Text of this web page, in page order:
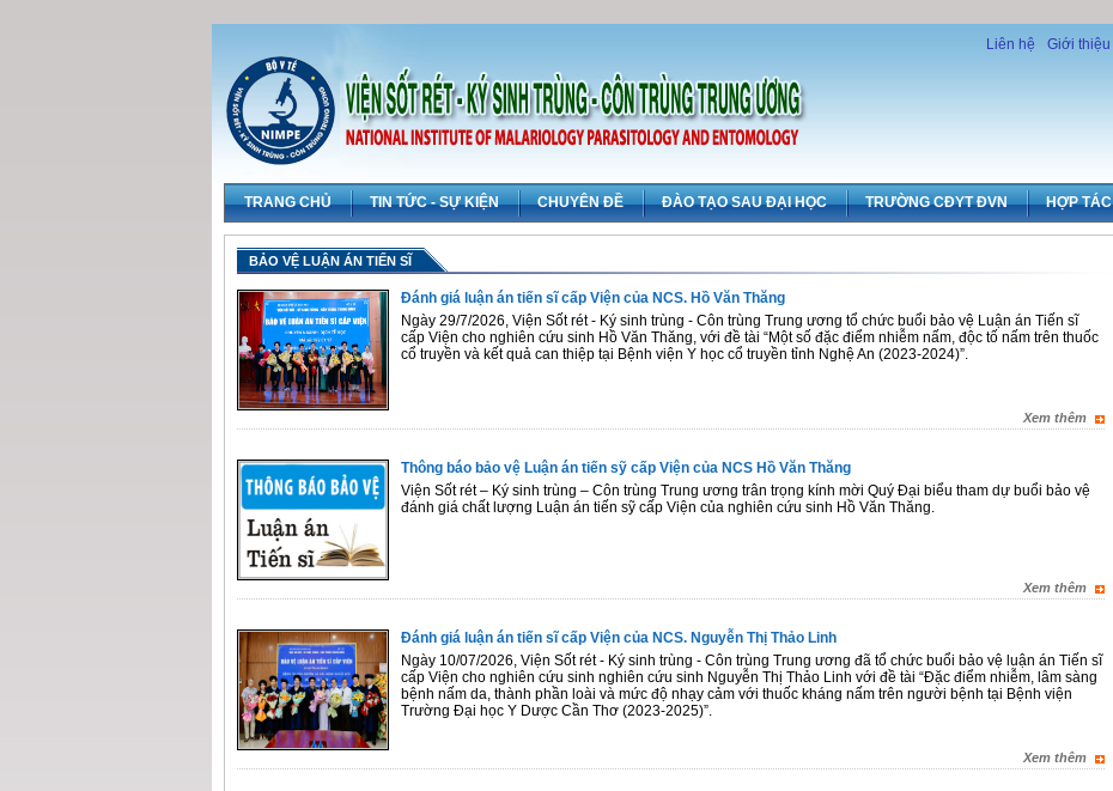
Liên hệ Giới thiệu
TRANG CHỦ TIN TỨC - SỰ KIỆN CHUYÊN ĐỀ ĐÀO TẠO SAU ĐẠI HỌC TRƯỜNG CĐYT ĐVN HỢP TÁC
BẢO VỆ LUẬN ÁN TIẾN SĨ
Đánh giá luận án tiến sĩ cấp Viện của NCS. Hồ Văn Thăng
Ngày 29/7/2026, Viện Sốt rét - Ký sinh trùng - Côn trùng Trung ương tổ chức buổi bảo vệ Luận án Tiến sĩ
cấp Viện cho nghiên cứu sinh Hồ Văn Thăng, với đề tài “Một số đặc điểm nhiễm nấm, độc tố nấm trên thuốc
cổ truyền và kết quả can thiệp tại Bệnh viện Y học cổ truyền tỉnh Nghệ An (2023-2024)”.
Xem thêm
Thông báo bảo vệ Luận án tiến sỹ cấp Viện của NCS Hồ Văn Thăng
Viện Sốt rét – Ký sinh trùng – Côn trùng Trung ương trân trọng kính mời Quý Đại biểu tham dự buổi bảo vệ
đánh giá chất lượng Luận án tiến sỹ cấp Viện của nghiên cứu sinh Hồ Văn Thăng.
Xem thêm
Đánh giá luận án tiến sĩ cấp Viện của NCS. Nguyễn Thị Thảo Linh
Ngày 10/07/2026, Viện Sốt rét - Ký sinh trùng - Côn trùng Trung ương đã tổ chức buổi bảo vệ luận án Tiến sĩ
cấp Viện cho nghiên cứu sinh nghiên cứu sinh Nguyễn Thị Thảo Linh với đề tài “Đặc điểm nhiễm, lâm sàng
bệnh nấm da, thành phần loài và mức độ nhạy cảm với thuốc kháng nấm trên người bệnh tại Bệnh viện
Trường Đại học Y Dược Cần Thơ (2023-2025)”.
Xem thêm